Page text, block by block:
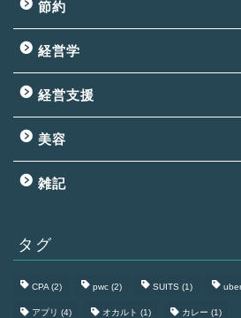
節約
経営学
経営支援
美容
雑記
タグ
CPA (2) pwc (2) SUITS (1)
アプリ (4) オカルト (1) カレー (1)